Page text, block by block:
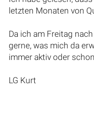
letzten Monaten von
Da ich am Freitag
gerne, was mich da
immer aktiv oder
LG Kurt